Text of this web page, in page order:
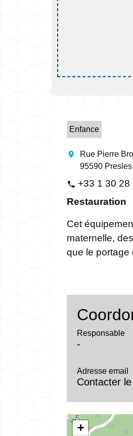
Enfance
location_on
Rue Pierre
95590 Presles
phone +33 1 30 28
Restauration
Cet
maternelle,
que le portage
Responsable
-
Adresse email
Contacter
+